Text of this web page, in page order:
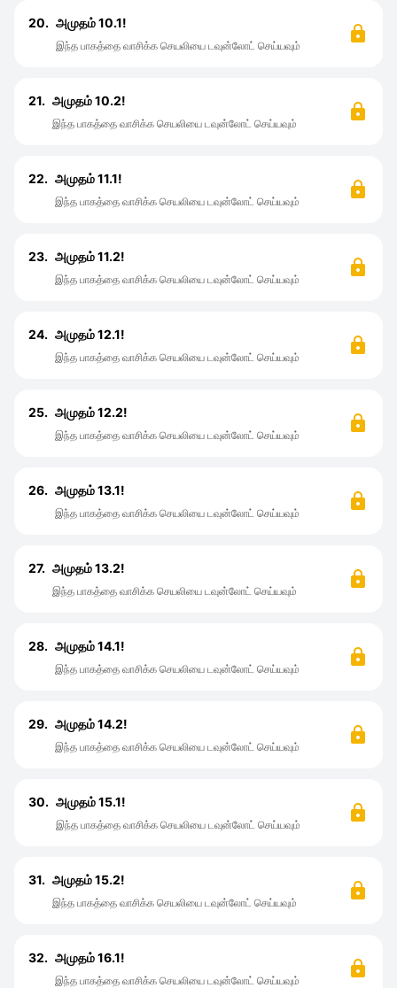
20. அமுதம் 10.1!
இந்த பாகத்தை வாசிக்க செயலியை டவுன்லோட் செய்யவும்
21. அமுதம் 10.2!
இந்த பாகத்தை வாசிக்க செயலியை டவுன்லோட் செய்யவும்
22. அமுதம் 11.1!
இந்த பாகத்தை வாசிக்க செயலியை டவுன்லோட் செய்யவும்
23. அமுதம் 11.2!
இந்த பாகத்தை வாசிக்க செயலியை டவுன்லோட் செய்யவும்
24. அமுதம் 12.1!
இந்த பாகத்தை வாசிக்க செயலியை டவுன்லோட் செய்யவும்
25. அமுதம் 12.2!
இந்த பாகத்தை வாசிக்க செயலியை டவுன்லோட் செய்யவும்
26. அமுதம் 13.1!
இந்த பாகத்தை வாசிக்க செயலியை டவுன்லோட் செய்யவும்
27. அமுதம் 13.2!
இந்த பாகத்தை வாசிக்க செயலியை டவுன்லோட் செய்யவும்
28. அமுதம் 14.1!
இந்த பாகத்தை வாசிக்க செயலியை டவுன்லோட் செய்யவும்
29. அமுதம் 14.2!
இந்த பாகத்தை வாசிக்க செயலியை டவுன்லோட் செய்யவும்
30. அமுதம் 15.1!
இந்த பாகத்தை வாசிக்க செயலியை டவுன்லோட் செய்யவும்
31. அமுதம் 15.2!
இந்த பாகத்தை வாசிக்க செயலியை டவுன்லோட் செய்யவும்
32. அமுதம் 16.1!
இந்த பாகத்தை வாசிக்க செயலியை டவுன்லோட் செய்யவும்